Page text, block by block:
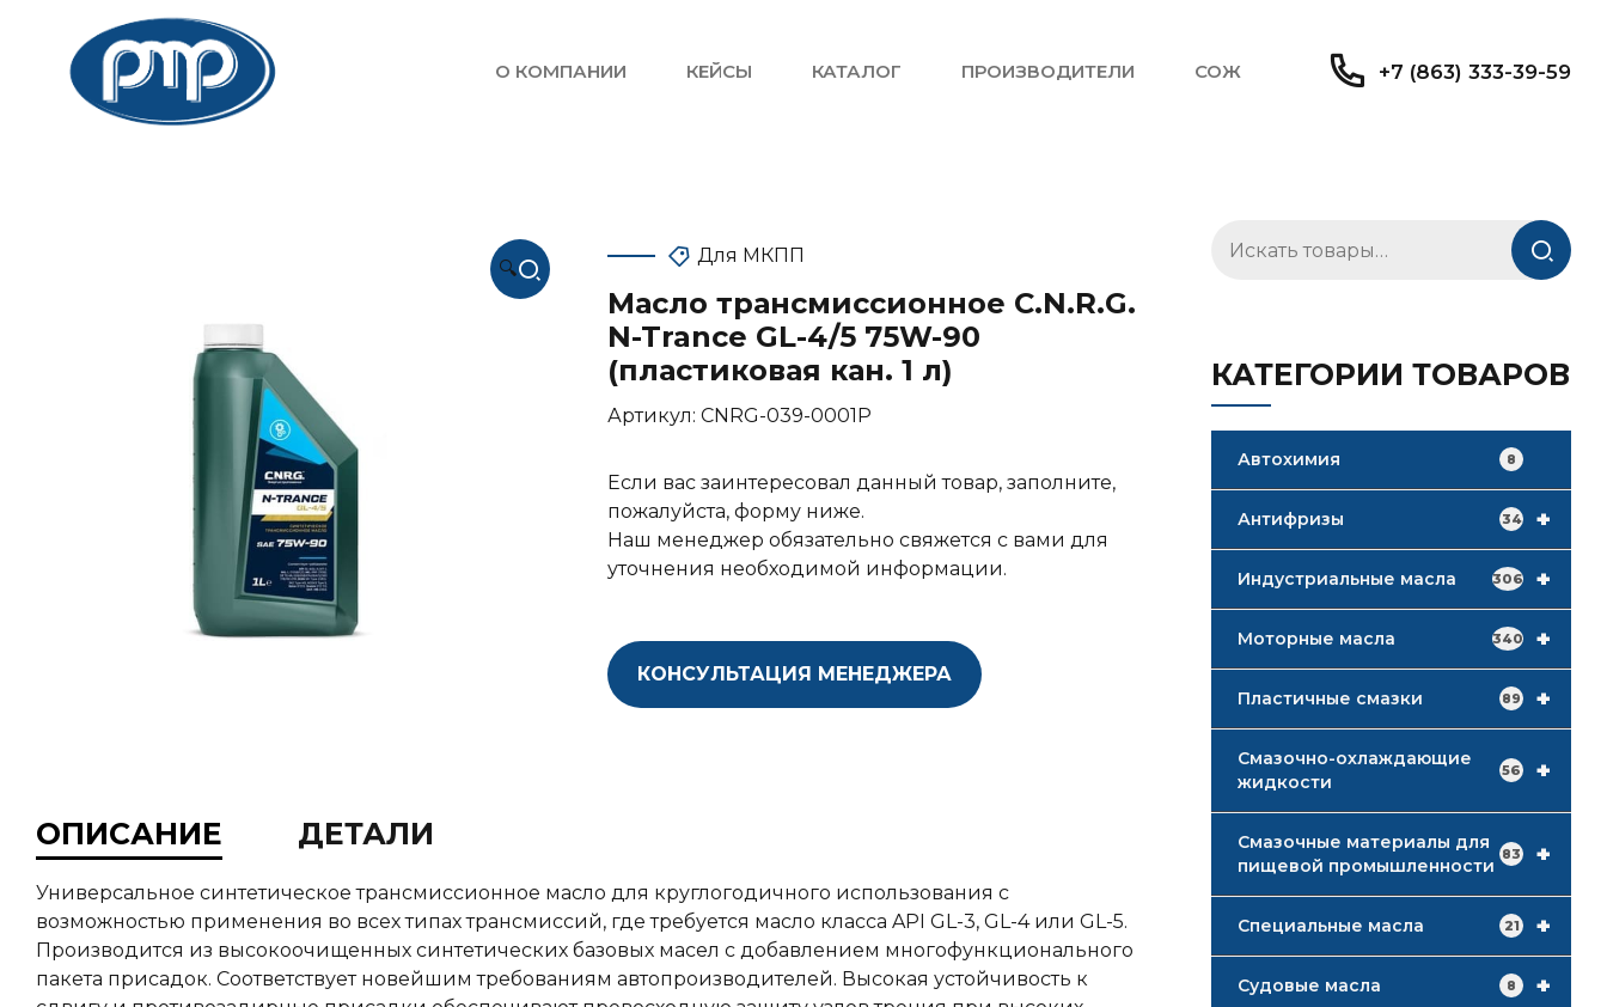
+7 (863) 333-39-59
О КОМПАНИИ КЕЙСЫ КАТАЛОГ ПРОИЗВОДИТЕЛИ СОЖ
🔍
Для МКПП
Масло трансмиссионное C.N.R.G.
N-Trance GL-4/5 75W-90
(пластиковая кан. 1 л)
Артикул: CNRG-039-0001P
Если вас заинтересовал данный товар, заполните,
пожалуйста, форму ниже.
Наш менеджер обязательно свяжется с вами для
уточнения необходимой информации.
КОНСУЛЬТАЦИЯ МЕНЕДЖЕРА
ОПИСАНИЕ ДЕТАЛИ
Универсальное синтетическое трансмиссионное масло для круглогодичного использования c
возможностью применения во всех типах трансмиссий, где требуется масло класса API GL-3, GL-4 или GL-5.
Производится из высокоочищенных синтетических базовых масел с добавлением многофункционального
пакета присадок. Соответствует новейшим требованиям автопроизводителей. Высокая устойчивость к
КАТЕГОРИИ ТОВАРОВ
Автохимия 8
+
Антифризы 34
+
Индустриальные масла 306
+
Моторные масла 340
+
Пластичные смазки 89
+
Смазочно-охлаждающие
жидкости
56
+
Смазочные материалы для
пищевой промышленности
83
+
Специальные масла 21
+
Судовые масла 8